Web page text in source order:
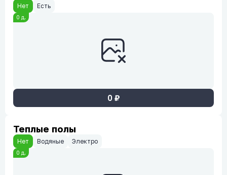
0 д.
0₽
Нет Есть
0 д.
Теплые полы
Нет Водяные Электро